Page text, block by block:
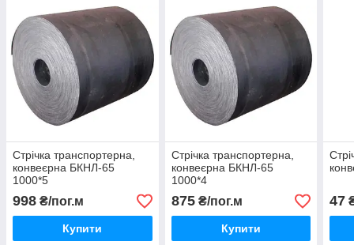
Стрічка транспортерна,
конвеєрна БКНЛ-65
1000*5
998 ₴/пог.м
Купити
Стрічка транспортерна,
конвеєрна БКНЛ-65
1000*4
875₴/пог.м
Купити
47